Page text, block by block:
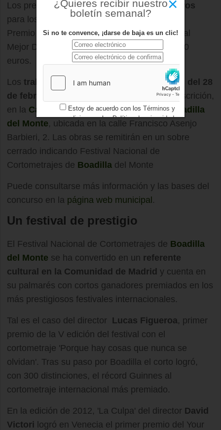
Los premios serán de2.000, 1.000 y 500 euros
para los tres primeros galardonados. Tanto el
Premio Especial del Público como el Premio al
Mejor Director Joven estarán dotados con 300
euros.
Los trabajos deberán ser presentados
antes del 28
de febrero
, acompañados de una hoja de inscrición,
en la Casa de la Juventude Infancia de Boadilla
del Monte, ubicada en la calle Francisco Asenjo
Barbieri, 2. Las obras se remitirán en un sobre
cerrado indicando Festival Nacional de
Cortometrajes de Boadilla del Monte
Puede consultarse más información y las bases del
concurso en la página web municipal .
Un festival de prestigio
El Festival Nacional de Cortometrajes de Boadilla
del Monte se ha convertido en un referente
cultural en la Comunidad de Madrid y cuenta en
su palmarés con cortos ganadores premiados en los
más prestigiosos festivales internacionales.
Tal es el caso del director Lucas Figueroa, primer
premio de la V edición del festival con el
cortometraje 'Porque hay cosas que nunca se
olvidan'. Tras su paso por Boadilla el corto logró,
con 300 distinciones, el récord Guinnes al
cortometraje internacional más premiado.
En la edición de 2012, 'La Culpa' del director David
Victori logró en Venecia el primer premio del Your
¿Quieres recibir nuestro
boletín semanal?
Si no te convence, ¡darse de baja es un clic!
Estoy de acuerdo con los Términos y
condicionesy losPolítica de privacidad